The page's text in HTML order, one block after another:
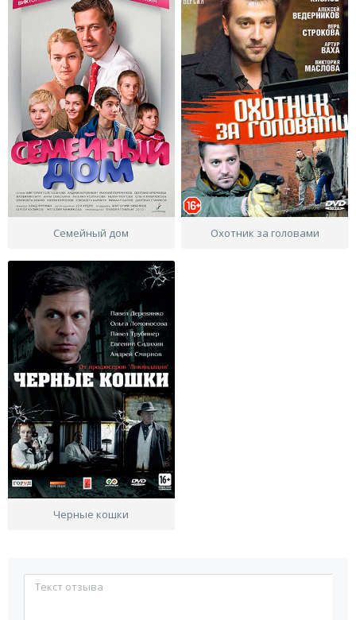
Семейный дом Охотник за головами
Черные кошки